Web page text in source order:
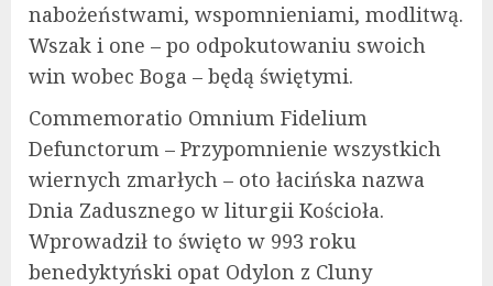
nabożeństwami, wspomnieniami, modlitwą.
Wszak i one – po odpokutowaniu swoich
win wobec Boga – będą świętymi.
Commemoratio Omnium Fidelium
Defunctorum – Przypomnienie wszystkich
wiernych zmarłych – oto łacińska nazwa
Dnia Zadusznego w liturgii Kościoła.
Wprowadził to święto w 993 roku
benedyktyński opat Odylon z Cluny